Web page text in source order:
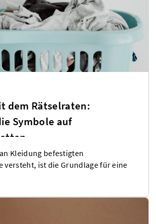
dem Rätselraten:
Symbole auf
Kleidung befestigten
versteht, ist die Grundlage für eine